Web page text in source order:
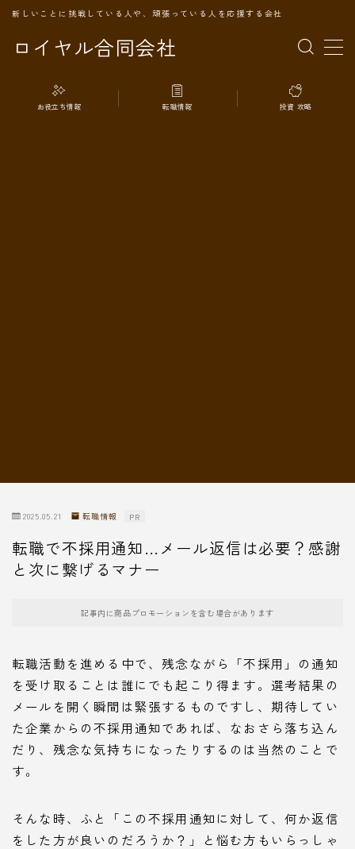
ロイヤル合同会社
新しいことに挑戦している人や、頑張っている人を応援する会社
MENU
TOPページ
お役立ち情報 転職情報 投資 攻略
2025.05.21 転職情報 PR
転職で不採用通知…メール返信は必要？感謝
と次に繋げるマナー
記事内に商品プロモーションを含む場合があります
転職活動を進める中で、残念ながら「不採用」の通知
を受け取ることは誰にでも起こり得ます。選考結果の
メールを開く瞬間は緊張するものですし、期待してい
た企業からの不採用通知であれば、なおさら落ち込ん
だり、残念な気持ちになったりするのは当然のことで
す。
そんな時、ふと「この不採用通知に対して、何か返信
をした方が良いのだろうか？」と悩む方もいらっしゃ